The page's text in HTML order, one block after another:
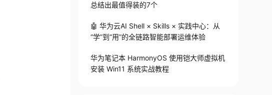
总结出最值得装的7个
🤖 华为云AI Shell × Skills × 实践中心：从
“学”到“用”的全链路智能部署运维体验
华为笔记本 HarmonyOS 使用铠大师虚拟机
安装 Win11 系统实战教程